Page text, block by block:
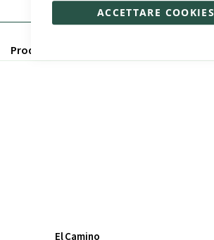
ACCETTARE COOKIES
Prodotti correlati
El Camino